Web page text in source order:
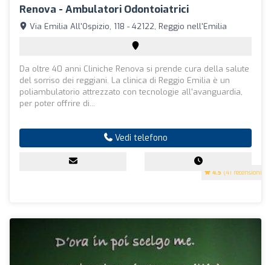
Renova - Ambulatori Odontoiatrici
4.5 (41 recensioni)
Via Emilia All'Ospizio, 118 - 42122, Reggio nell'Emilia
Da oltre 40 anni Cliniche Renova si prende cura della salute
del sorriso dei reggiani. La clinica di Reggio Emilia è un
poliambulatorio attrezzato con tecnologie all'avanguardia,
per poter offrire di...
Vedi telefono